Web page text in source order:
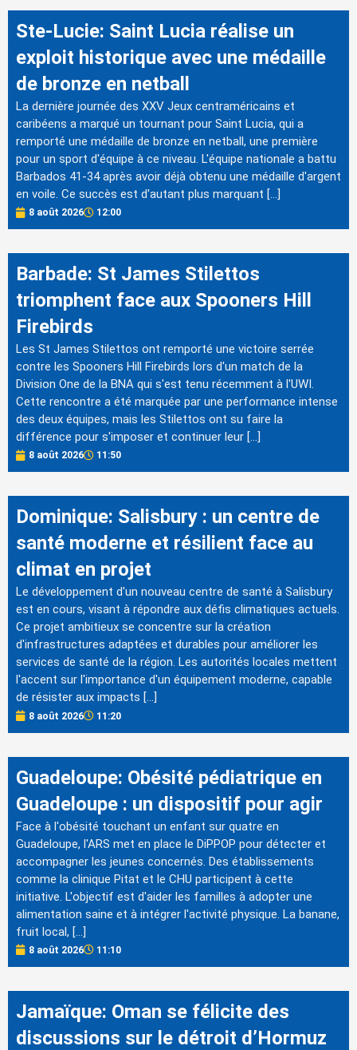
Ste-Lucie: Saint Lucia réalise un
exploit historique avec une médaille
de bronze en netball
La dernière journée des XXV Jeux centraméricains et
caribéens a marqué un tournant pour Saint Lucia, qui a
remporté une médaille de bronze en netball, une première
pour un sport d'équipe à ce niveau. L'équipe nationale a battu
Barbados 41-34 après avoir déjà obtenu une médaille d'argent
en voile. Ce succès est d'autant plus marquant […]
8 août 2026 12:00
Barbade: St James Stilettos
triomphent face aux Spooners Hill
Firebirds
Les St James Stilettos ont remporté une victoire serrée
contre les Spooners Hill Firebirds lors d'un match de la
Division One de la BNA qui s'est tenu récemment à l'UWI.
Cette rencontre a été marquée par une performance intense
des deux équipes, mais les Stilettos ont su faire la
différence pour s'imposer et continuer leur […]
8 août 2026 11:50
Dominique: Salisbury : un centre de
santé moderne et résilient face au
climat en projet
Le développement d'un nouveau centre de santé à Salisbury
est en cours, visant à répondre aux défis climatiques actuels.
Ce projet ambitieux se concentre sur la création
d'infrastructures adaptées et durables pour améliorer les
services de santé de la région. Les autorités locales mettent
l'accent sur l'importance d'un équipement moderne, capable
de résister aux impacts […]
8 août 2026 11:20
Guadeloupe: Obésité pédiatrique en
Guadeloupe : un dispositif pour agir
Face à l'obésité touchant un enfant sur quatre en
Guadeloupe, l'ARS met en place le DiPPOP pour détecter et
accompagner les jeunes concernés. Des établissements
comme la clinique Pitat et le CHU participent à cette
initiative. L'objectif est d'aider les familles à adopter une
alimentation saine et à intégrer l'activité physique. La banane,
fruit local, […]
8 août 2026 11:10
Jamaïque: Oman se félicite des
discussions sur le détroit d’Hormuz